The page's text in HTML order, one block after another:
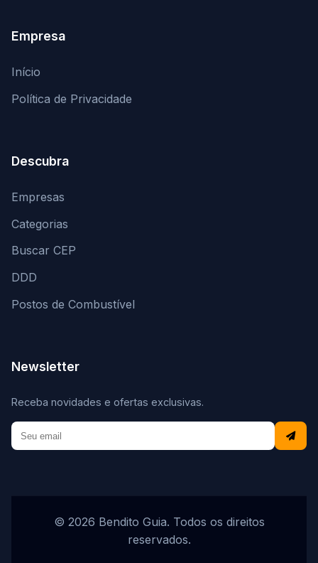
Empresa
Início
Política de Privacidade
Descubra
Empresas
Categorias
Buscar CEP
DDD
Postos de Combustível
Newsletter
Receba novidades e ofertas exclusivas.
© 2026 Bendito Guia. Todos os direitos
reservados.